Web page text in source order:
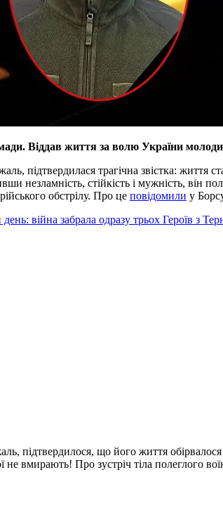
Віддав життя за волю України
підтвердилася трагічна звістка: життя
незламність, стійкість і мужність, він
обстрілу. Про це повідомили у
війна забрала одразу трьох Героїв з
підтвердилося, що його життя
вмирають! Про зустріч тіла полеглого